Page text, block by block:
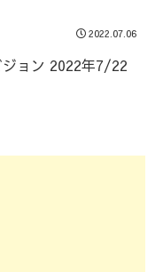
2022.07.06
ョン 2022年7/22